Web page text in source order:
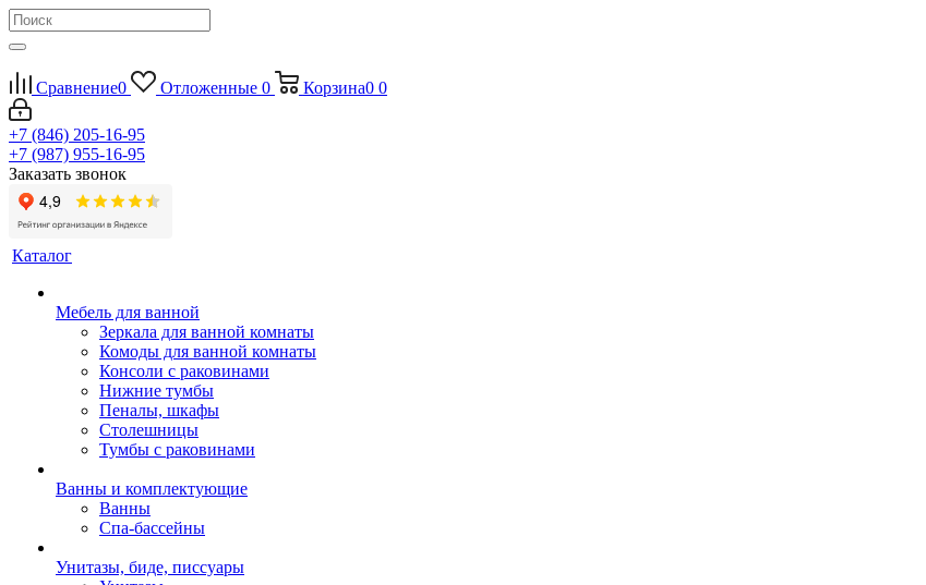
Сравнение0 Отложенные 0 Корзина0 0
+7 (846) 205-16-95
+7 (987) 955-16-95
Заказать звонок
Каталог
Мебель для ванной
Зеркала для ванной комнаты
Комоды для ванной комнаты
Консоли с раковинами
Нижние тумбы
Пеналы, шкафы
Столешницы
Тумбы с раковинами
Ванны и комплектующие
Ванны
Спа-бассейны
Унитазы, биде, писсуары